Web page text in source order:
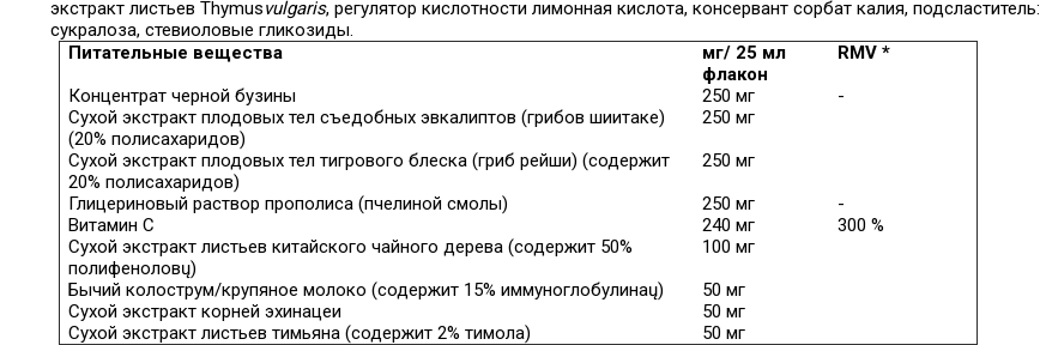
экстракт листьев Thymusvulgaris, регулятор кислотности лимонная кислота, консервант сорбат калия, подсластитель:
сукралоза, стевиоловые гликозиды.
Питательные вещества
мг/ 25 мл
флакон
RMV *
Концентрат черной бузины
250 мг
-
Сухой экстракт плодовых тел съедобных эвкалиптов (грибов шиитаке)
(20% полисахаридов)
250 мг
Сухой экстракт плодовых тел тигрового блеска (гриб рейши) (содержит
20% полисахаридов)
250 мг
Глицериновый раствор прополиса (пчелиной смолы)
250 мг
-
Витамин С
240 мг
300 %
Сухой экстракт листьев китайского чайного дерева (содержит 50%
полифеноловų)
100 мг
Бычий колострум/крупяное молоко (содержит 15% иммуноглобулинаų)
50 мг
Сухой экстракт корней эхинацеи
50 мг
Сухой экстракт листьев тимьяна (содержит 2% тимола)
50 мг